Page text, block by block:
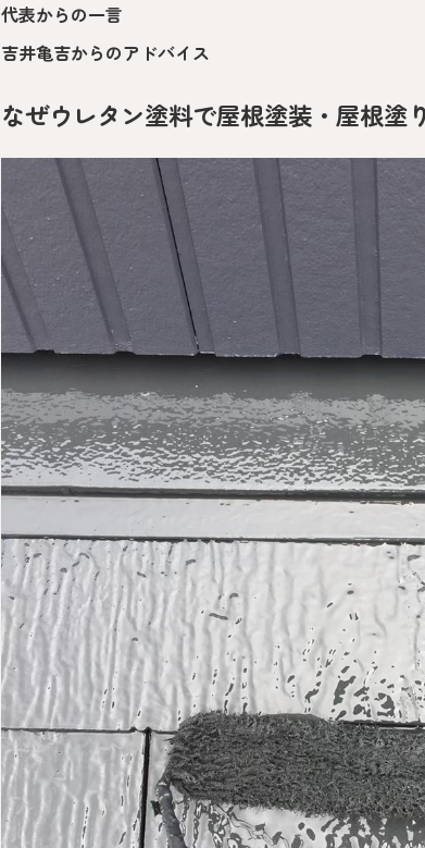
代表からの一言
吉井亀吉からのアドバイス
なぜウレタン塗料で屋根塗装・屋根塗